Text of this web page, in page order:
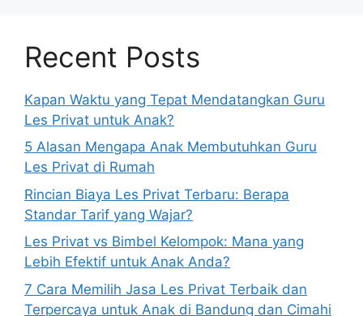
Recent Posts
Kapan Waktu yang Tepat Mendatangkan Guru
Les Privat untuk Anak?
5 Alasan Mengapa Anak Membutuhkan Guru
Les Privat di Rumah
Rincian Biaya Les Privat Terbaru: Berapa
Standar Tarif yang Wajar?
Les Privat vs Bimbel Kelompok: Mana yang
Lebih Efektif untuk Anak Anda?
7 Cara Memilih Jasa Les Privat Terbaik dan
Terpercaya untuk Anak di Bandung dan Cimahi